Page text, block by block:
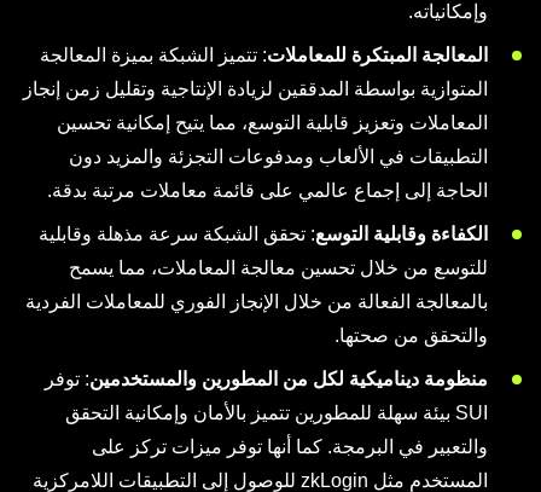
وإمكانياته.
المعالجة المبتكرة للمعاملات: تتميز الشبكة بميزة المعالجة
المتوازية بواسطة المدققين لزيادة الإنتاجية وتقليل زمن إنجاز
المعاملات وتعزيز قابلية التوسع، مما يتيح إمكانية تحسين
التطبيقات في الألعاب ومدفوعات التجزئة والمزيد دون
الحاجة إلى إجماع عالمي على قائمة معاملات مرتبة بدقة.
الكفاءة وقابلية التوسع: تحقق الشبكة سرعة مذهلة وقابلية
للتوسع من خلال تحسين معالجة المعاملات، مما يسمح
بالمعالجة الفعالة من خلال الإنجاز الفوري للمعاملات الفردية
والتحقق من صحتها.
منظومة ديناميكية لكل من المطورين والمستخدمين: توفر
SUI بيئة سهلة للمطورين تتميز بالأمان وإمكانية التحقق
والتعبير في البرمجة. كما أنها توفر ميزات تركز على
المستخدم مثل zkLogin للوصول إلى التطبيقات اللامركزية